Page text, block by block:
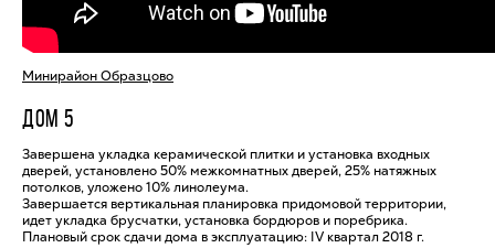
Минирайон Образцово
ДОМ 5
Завершена укладка керамической плитки и установка входных
дверей, установлено 50% межкомнатных дверей, 25% натяжных
потолков, уложено 10% линолеума.
Завершается вертикальная планировка придомовой территории,
идет укладка брусчатки, установка бордюров и поребрика.
Плановый срок сдачи дома в эксплуатацию: IV квартал 2018 г.